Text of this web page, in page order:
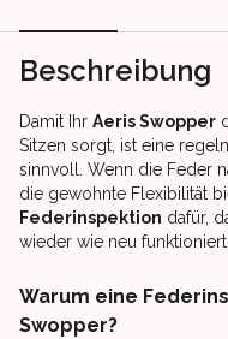
Beschreibung
Damit Ihr Aeris Swopper
Sitzen sorgt, ist eine
sinnvoll. Wenn die Feder
die gewohnte Flexibilität
Federinspektion dafür,
wieder wie neu funktioniert.
Warum eine
Swopper?